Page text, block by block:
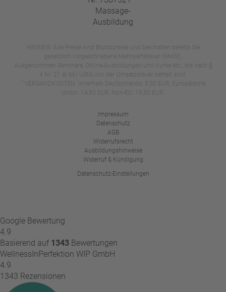
HINWEIS: Alle Preise sind Bruttopreise und beinhalten bereits die
gesetzlich vorgeschriebene Mehrwertsteuer (MwSt).
Ausgenommen Seminare, Online-Ausbildungen und Kurse etc., die nach §
4 Nr. 21 a) bb) UStG von der Umsatzsteuer befreit sind.
VERSANDKOSTEN: Innerhalb Deutschlands: 5,50 EUR, Europäische
Union: 14,50 EUR, Non-EU: 19,50 EUR.
Impressum
Datenschutz
AGB
Widerrufsrecht
Ausbildungshinweise
Widerruf & Kündigung
Datenschutz-Einstellungen
Google Bewertung
4.9
Basierend auf 1343 Bewertungen
WellnessInPerfektion WIP GmbH
4.9
1343 Rezensionen